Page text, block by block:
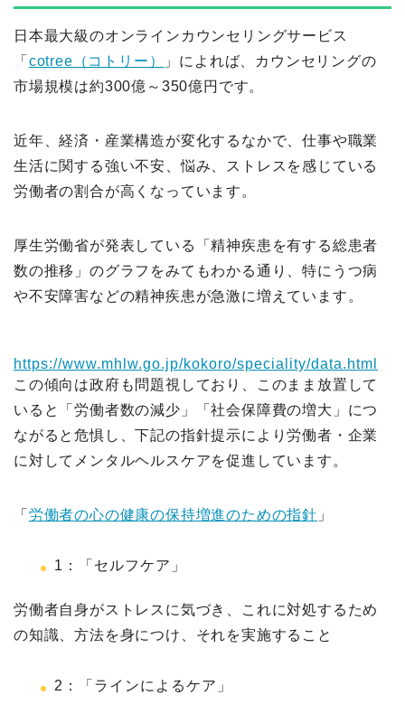
日本最大級のオンラインカウンセリングサービス
「 cotree（コトリー）
」によれば、カウンセリングの
市場規模は約300億～350億円です。
近年、経済・産業構造が変化するなかで、仕事や職業
生活に関する強い不安、悩み、ストレスを感じている
労働者の割合が高くなっています。
厚生労働省が発表している「精神疾患を有する総患者
数の推移」のグラフをみてもわかる通り、特にうつ病
や不安障害などの精神疾患が急激に増えています。
https://www.mhlw.go.jp/kokoro/speciality/data.html
この傾向は政府も問題視しており、このまま放置して
いると「労働者数の減少」「社会保障費の増大」につ
ながると危惧し、下記の指針提示により労働者・企業
に対してメンタルヘルスケアを促進しています。
「 労働者の心の健康の保持増進のための指針 」
1：「セルフケア」
労働者自身がストレスに気づき、これに対処するため
の知識、方法を身につけ、それを実施すること
2：「ラインによるケア」